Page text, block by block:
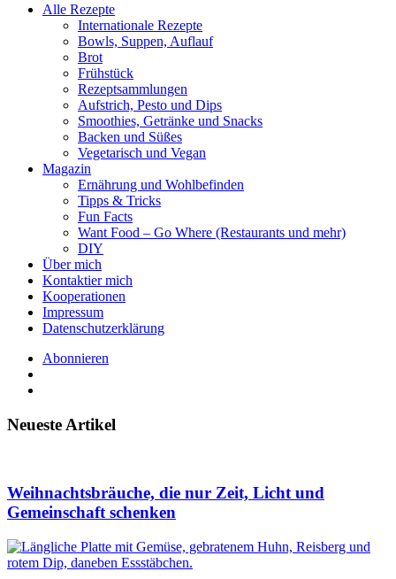
Alle Rezepte
Internationale Rezepte
Bowls, Suppen, Auflauf
Brot
Frühstück
Rezeptsammlungen
Aufstrich, Pesto und Dips
Smoothies, Getränke und Snacks
Backen und Süßes
Vegetarisch und Vegan
Magazin
Ernährung und Wohlbefinden
Tipps & Tricks
Fun Facts
Want Food – Go Where (Restaurants und mehr)
DIY
Über mich
Kontaktier mich
Kooperationen
Impressum
Datenschutzerklärung
Abonnieren
Neueste Artikel
Weihnachtsbräuche, die nur Zeit, Licht und
Gemeinschaft schenken